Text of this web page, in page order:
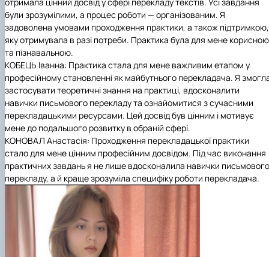
були зрозумілими, а процес роботи — організованим. Я
задоволена умовами проходження практики, а також підтримкою,
яку отримувала в разі потреби. Практика була для мене корисною
та пізнавальною.
КОБЕЦЬ Іванна: Практика стала для мене важливим етапом у
професійному становленні як майбутнього перекладача. Я
застосувати теоретичні знання на практиці, вдосконалити
навички письмового перекладу та ознайомитися з сучасними
перекладацькими ресурсами. Цей досвід був цінним і мотивує
мене до подальшого розвитку в обраній сфері.
КОНОВАЛ Анастасія: Проходження перекладацької практики
стало для мене цінним професійним досвідом. Під час виконання
практичних завдань я не лише вдосконалила навички письмового
перекладу, а й краще зрозуміла специфіку роботи перекладача.